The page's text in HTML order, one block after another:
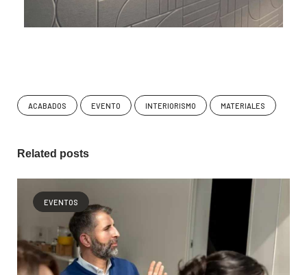
ACABADOS EVENTO INTERIORISMO MATERIALES
Related posts
EVENTOS